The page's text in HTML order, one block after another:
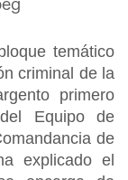
temático
criminal de la
primero
Equipo de
de
explicado el